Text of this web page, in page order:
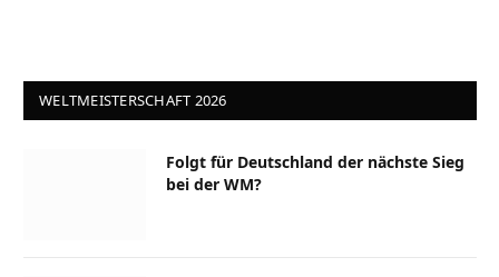
WELTMEISTERSCHAFT 2026
Folgt für Deutschland der nächste Sieg
bei der WM?